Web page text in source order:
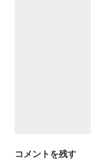
コメントを残す